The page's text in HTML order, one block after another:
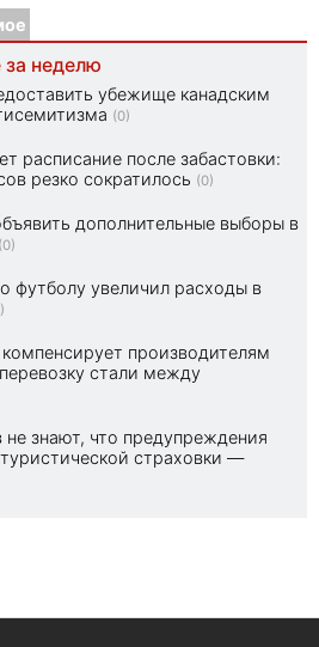
неделю
убежище канадским
(0)
расписание после забастовки:
резко сократилось (0)
дополнительные выборы в
(0)
футболу увеличил расходы в
производителям
стали между
знают, что предупреждения
страховки —